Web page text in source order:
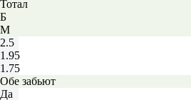
Тотал
Б
М
2.5
1.95
1.75
Обе забьют
Да